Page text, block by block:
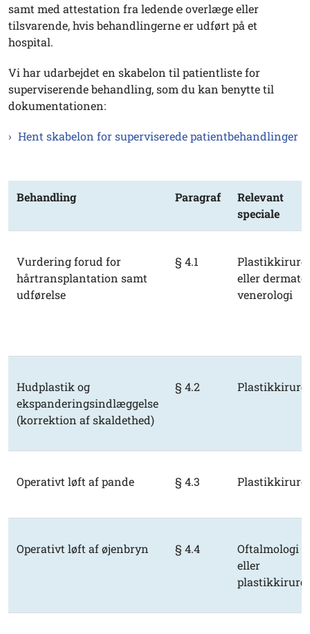
samt med attestation fra ledende overlæge eller
tilsvarende, hvis behandlingerne er udført på et
hospital.
Vi har udarbejdet en skabelon til patientliste for
superviserende behandling, som du kan benytte til
dokumentationen:
Hent skabelon for superviserede patientbehandlinger
Behandling Paragraf
Relevant
speciale
Vurdering forud for
hårtransplantation samt
udførelse
§ 4.1
Plastikkirurgi
eller
venerologi
Hudplastik og
ekspanderingsindlæggelse
(korrektion af skaldethed)
§ 4.2 Plastikkirurgi
Operativt løft af pande § 4.3 Plastikkirurgi
Operativt løft af øjenbryn § 4.4
Oftalmologi
eller
plastikkirurgi